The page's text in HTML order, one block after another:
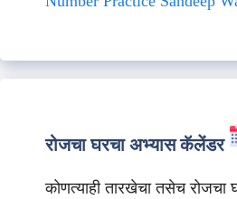
रोजचा घरचा अभ्यास कॅलेंडर
कोणत्याही तारखेचा तसेच रोजचा